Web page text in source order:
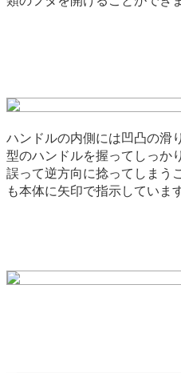
ハンドルの内側には凹凸の滑
型のハンドルを握ってしっか
誤って逆方向に捻ってしまう
も本体に矢印で指示していま